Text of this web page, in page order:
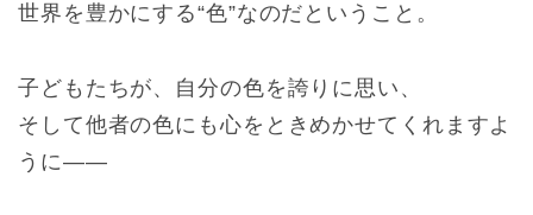
世界を豊かにする“色”なのだということ。
子どもたちが、自分の色を誇りに思い、
そして他者の色にも心をときめかせてくれますよ
うに――